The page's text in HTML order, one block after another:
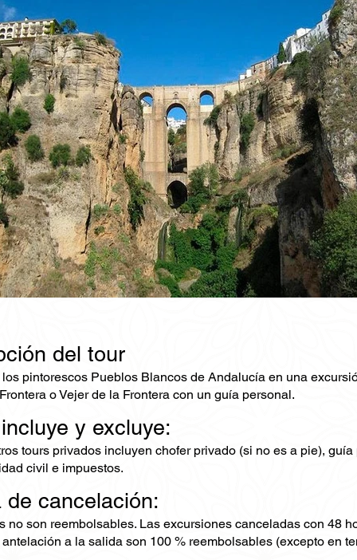
del tour
pintorescos Pueblos Blancos de Andalucía en una
o Vejer de la Frontera con un guía personal.
y excluye:
tours privados incluyen chofer privado (si no es a pie),
civil e impuestos.
de cancelación:
no son reembolsables. Las excursiones canceladas con 48
a la salida son 100 % reembolsables (excepto en